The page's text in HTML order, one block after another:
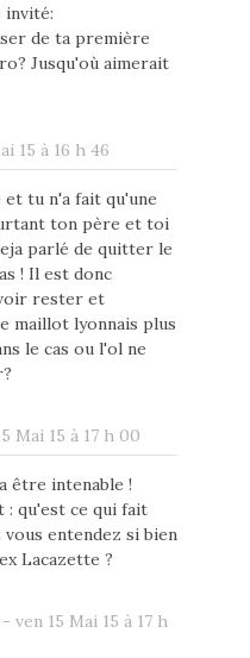
invité:
de ta première
Jusqu'où aimerait
15 à 16 h 46
tu n'a fait qu'une
ton père et toi
parlé de quitter le
! Il est donc
rester et
maillot lyonnais plus
le cas ou l'ol ne
Mai 15 à 17 h 00
être intenable !
: qu'est ce qui fait
entendez si bien
Lacazette ?
- ven 15 Mai 15 à 17 h